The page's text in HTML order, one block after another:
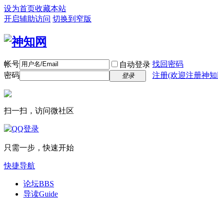
设为首页收藏本站
开启辅助访问 切换到窄版
帐号 自动登录 找回密码
密码
登录 注册(欢迎注册神
扫一扫，访问微社区
只需一步，快速开始
快捷导航
论坛BBS
导读Guide